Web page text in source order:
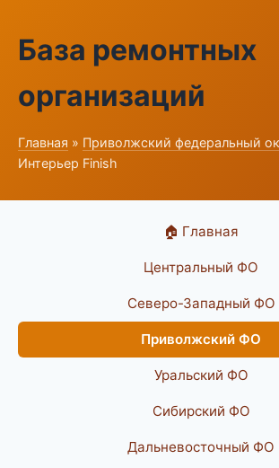
База ремонтных
организаций
Главная » Приволжский федеральный
Интерьер Finish
🏠 Главная
Центральный ФО
Северо-Западный ФО
Приволжский ФО
Уральский ФО
Сибирский ФО
Дальневосточный ФО